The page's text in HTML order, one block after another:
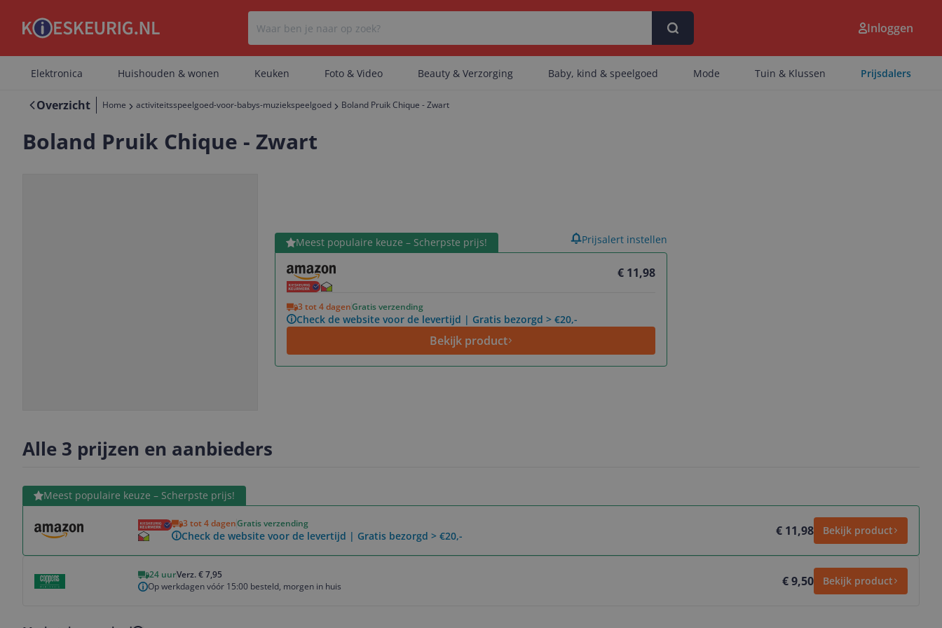
Er zijn geen artikelen gevonden.
Inloggen
Elektronica Huishouden & wonen Keuken Foto & Video Beauty & Verzorging Baby, kind & speelgoed Mode Tuin & Klussen Prijsdalers
Overzicht Home activiteitsspeelgoed-voor-babys-muziekspeelgoed Boland Pruik Chique - Zwart
Boland Pruik Chique - Zwart
Meest populaire keuze – Scherpste prijs!
€ 11,98
3 tot 4 dagenGratis verzending
Check de website voor de levertijd | Gratis bezorgd > €20,-
Bekijk product
Bekijk product Prijsalert instellen
Alle 3 prijzen en aanbieders
Meest populaire keuze – Scherpste prijs!
3 tot 4 dagenGratis verzending
Check de website voor de levertijd | Gratis bezorgd > €20,- € 11,98 Bekijk product
Bekijk product
24 uurVerz. € 7,95
Op werkdagen vóór 15:00 besteld, morgen in huis
€ 9,50 Bekijk product